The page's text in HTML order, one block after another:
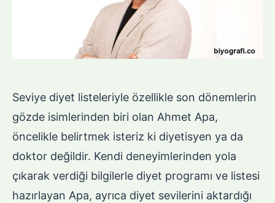
Seviye diyet listeleriyle özellikle son dönemlerin
gözde isimlerinden biri olan Ahmet Apa,
öncelikle belirtmek isteriz ki diyetisyen ya da
doktor değildir. Kendi deneyimlerinden yola
çıkarak verdiği bilgilerle diyet programı ve listesi
hazırlayan Apa, ayrıca diyet sevilerini aktardığı